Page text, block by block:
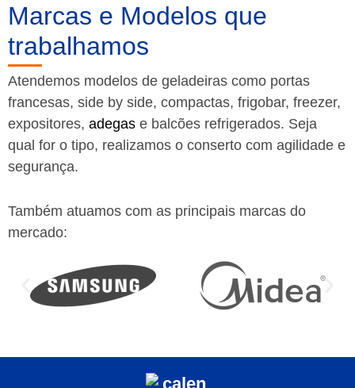
Marcas e Modelos que
trabalhamos
Atendemos modelos de geladeiras como portas
francesas, side by side, compactas, frigobar, freezer,
expositores, adegas e balcões refrigerados. Seja
qual for o tipo, realizamos o conserto com agilidade e
segurança.
Também atuamos com as principais marcas do
mercado: